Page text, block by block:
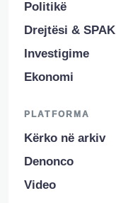
Politikë
Drejtësi & SPAK
Investigime
Ekonomi
PLATFORMA
Kërko në arkiv
Denonco
Video